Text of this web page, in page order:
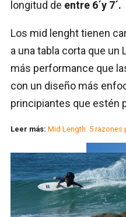
longitud de entre 6´y 7´.
Los mid lenght tienen
a una tabla corta que un
más performance que
con un diseño más
principiantes que estén
Leer más: Mid Length: 5 razones